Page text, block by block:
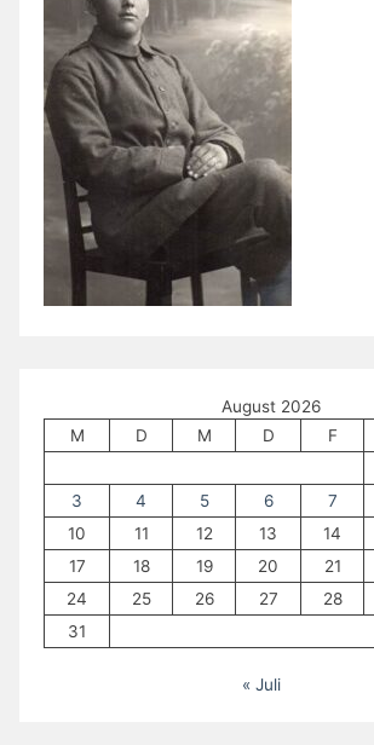
August 2026
M
D M D F
3
4 5 6 7
10
11 12 13 14
17
18 19 20 21
24
25 26 27 28
31
« Juli